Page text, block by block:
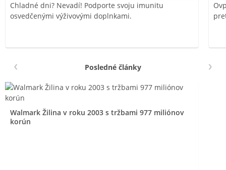
Chladné dni? Nevadí! Podporte svoju imunitu
osvedčenými výživovými doplnkami.
Posledné články
Walmark Žilina v roku 2003 s tržbami 977 miliónov
korún